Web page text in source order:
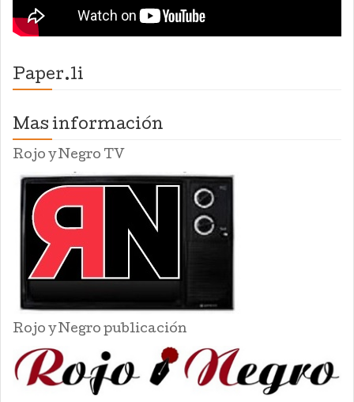
Paper.li
Mas información
Rojo y Negro TV
Rojo y Negro publicación